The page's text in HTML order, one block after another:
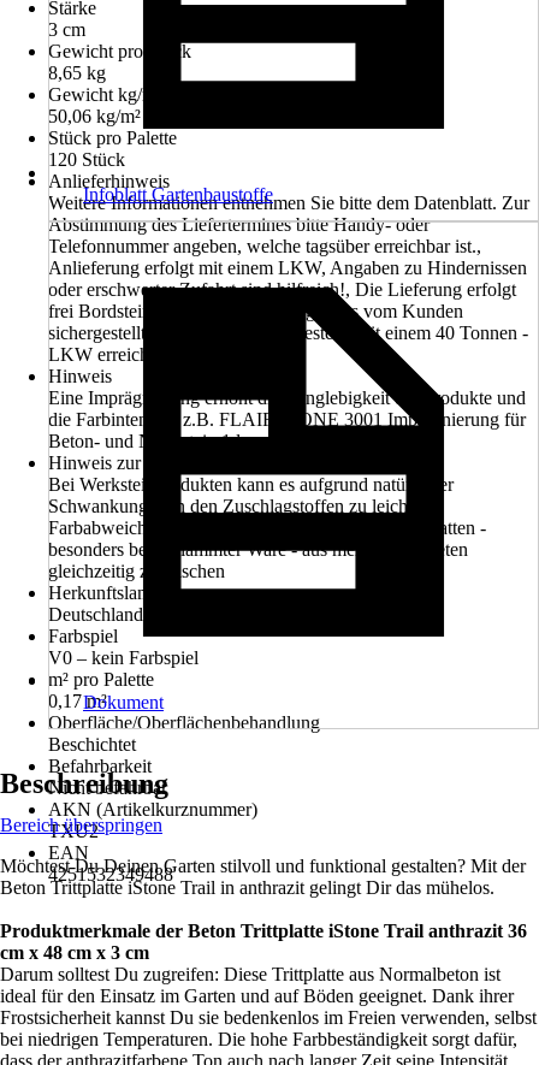
Stärke
3 cm
Gewicht pro Stück
8,65 kg
Gewicht kg/m²
50,06 kg/m²
Stück pro Palette
120 Stück
Anlieferhinweis
Weitere Informationen entnehmen Sie bitte dem Datenblatt. Zur
Abstimmung des Liefertermines bitte Handy- oder
Telefonnummer angeben, welche tagsüber erreichbar ist.,
Anlieferung erfolgt mit einem LKW, Angaben zu Hindernissen
oder erschwerter Zufahrt sind hilfreich!, Die Lieferung erfolgt
frei Bordsteinkante, Vor Bestellung muss vom Kunden
sichergestellt sein, dass die Entladestelle mit einem 40 Tonnen -
LKW erreichbar ist.
Hinweis
Eine Imprägnierung erhöht die Langlebigkeit der Produkte und
die Farbintensität z.B. FLAIRSTONE 3001 Imprägnierung für
Beton- und Naturstein 1 l
Hinweis zur Farbgebung
Bei Werksteinprodukten kann es aufgrund natürlicher
Schwankungen in den Zuschlagstoffen zu leichten
Farbabweichungen kommen. Wir empfehlen, die Platten -
besonders bei geflammter Ware - aus mehreren Paketen
gleichzeitig zu mischen
Herkunftsland
Deutschland
Farbspiel
V0 – kein Farbspiel
m² pro Palette
0,17 m²
Oberfläche/Oberflächenbehandlung
Beschichtet
Befahrbarkeit
Nicht befahrbar
AKN (Artikelkurznummer)
TXU2
EAN
4251532349488
Infoblatt Gartenbaustoffe
Dokument
Beschreibung
Bereich überspringen
Möchtest Du Deinen Garten stilvoll und funktional gestalten? Mit der
Beton Trittplatte iStone Trail in anthrazit gelingt Dir das mühelos.
Produktmerkmale der Beton Trittplatte iStone Trail anthrazit 36
cm x 48 cm x 3 cm
Darum solltest Du zugreifen: Diese Trittplatte aus Normalbeton ist
ideal für den Einsatz im Garten und auf Böden geeignet. Dank ihrer
Frostsicherheit kannst Du sie bedenkenlos im Freien verwenden, selbst
bei niedrigen Temperaturen. Die hohe Farbbeständigkeit sorgt dafür,
dass der anthrazitfarbene Ton auch nach langer Zeit seine Intensität